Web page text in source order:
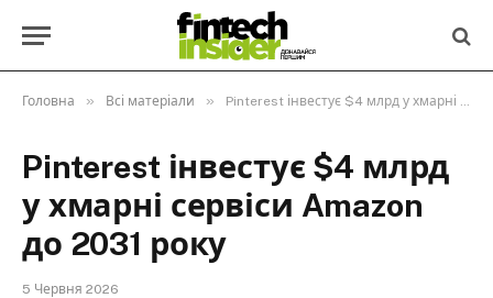
Головна » Всі матеріали » Pinterest інвестує $4 млрд у хмарні сервіси Amazon до 2031 року
Pinterest інвестує $4 млрд
у хмарні сервіси Amazon
до 2031 року
5 Червня 2026